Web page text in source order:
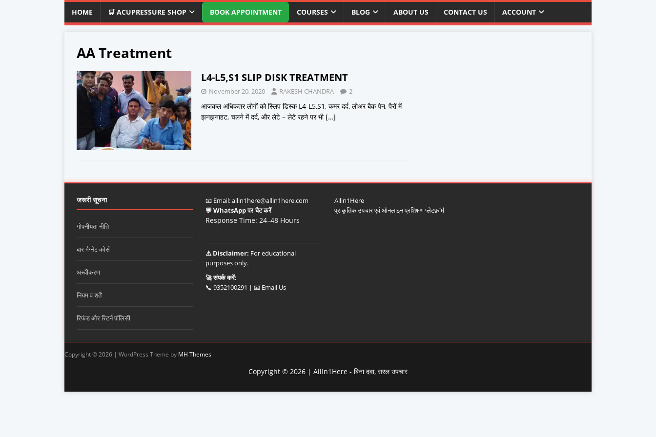
HOME 🛒 ACUPRESSURE SHOP BOOK APPOINTMENT COURSES BLOG ABOUT US CONTACT US ACCOUNT
AA Treatment
L4-L5,S1 SLIP DISK TREATMENT
November 20, 2020 RAKESH CHANDRA 2
आजकल अधिकतर लोगों को स्लिप डिस्क L4-L5,S1, कमर दर्द, लोअर बैक पेन, पैरों में
झनझनाहट, चलने में दर्द, और लेटे – लेटे रहने पर भी […]
जरूरी सूचना
गोपनीयता नीति
बार मैग्नेट कोर्स
अस्वीकरण
नियम व शर्तें
रिफंड और रिटर्न पॉलिसी
📧 Email:allin1here@allin1here.com
💬 WhatsApp पर चैट करें
Response Time: 24–48 Hours
⚠️ Disclaimer: For educational
purposes only.
🚀 संपर्क करें:
📞 9352100291 | 📧 Email Us
Allin1Here
प्राकृतिक उपचार एवं ऑनलाइन प्रशिक्षण प्लेटफ़ॉर्म
Copyright © 2026 | WordPress Theme by MH Themes